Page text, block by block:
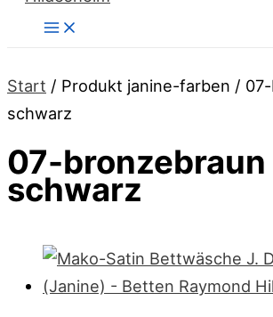
Start / Produkt janine-farben /
schwarz
07-bronzebraun
schwarz